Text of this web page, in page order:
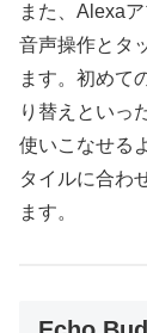
また、Alexa
音声操作とタ
ます。初めて
り替えといっ
使いこなせる
タイルに合わ
ます。